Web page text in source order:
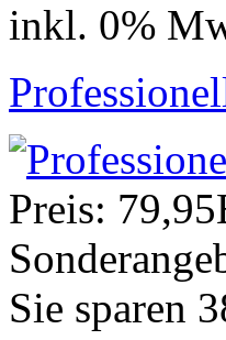
inkl. 0%
Preis:
Sie sparen